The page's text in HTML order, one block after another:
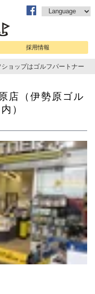
採用情報
ョップはゴルフパートナー
店（伊勢原ゴル
）